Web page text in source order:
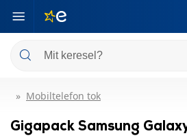
Mobiltelefon tok
Gigapack Samsung